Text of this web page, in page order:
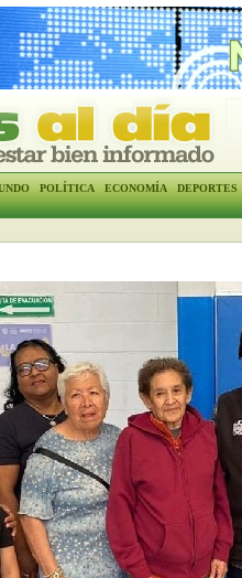
POLÍTICA ECONOMÍA DEPORTES